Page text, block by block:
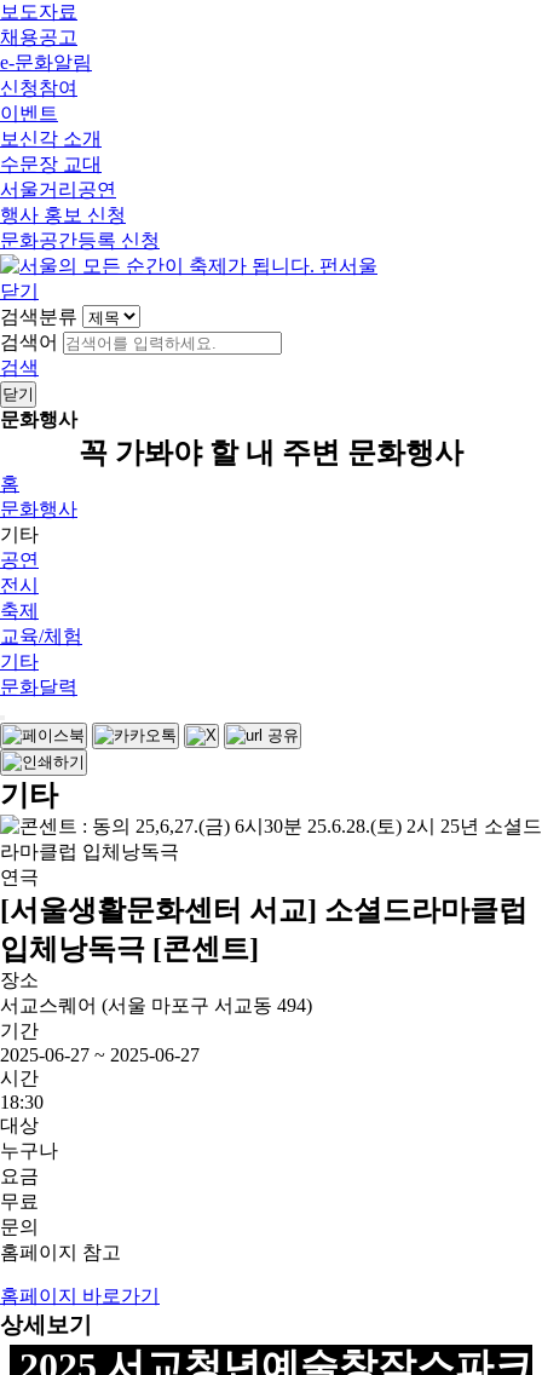
보도자료
채용공고
e-문화알림
신청참여
이벤트
보신각 소개
수문장 교대
서울거리공연
행사 홍보 신청
문화공간등록 신청
닫기
검색분류
검색어
검색
닫기
문화행사
꼭 가봐야 할 내 주변 문화행사
홈
문화행사
기타
공연
전시
축제
교육/체험
기타
문화달력
기타
연극
[서울생활문화센터 서교] 소셜드라마클럽
입체낭독극 [콘센트]
장소
서교스퀘어 (서울 마포구 서교동 494)
기간
2025-06-27 ~ 2025-06-27
시간
18:30
대상
누구나
요금
무료
문의
홈페이지 참고
홈페이지 바로가기
상세보기